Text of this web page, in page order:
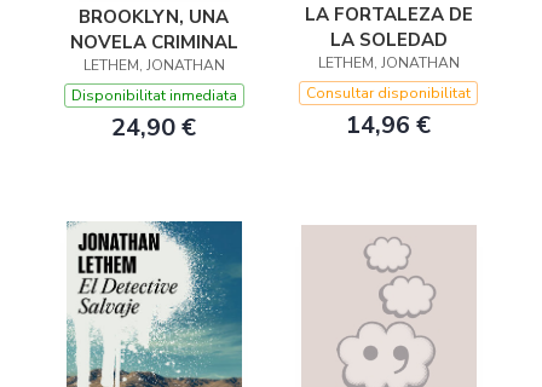
BROOKLYN, UNA
NOVELA CRIMINAL
LETHEM, JONATHAN
Disponibilitat inmediata
24,90 €
LA FORTALEZA DE
LA SOLEDAD
LETHEM, JONATHAN
Consultar disponibilitat
14,96 €